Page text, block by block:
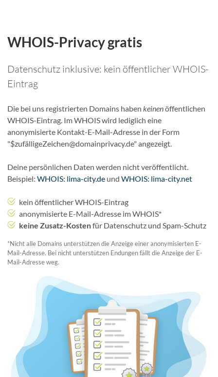
WHOIS-Privacy gratis
Datenschutz inklusive: kein öffentlicher WHOIS-
Eintrag
Die bei uns registrierten Domains haben keinenöffentlichen
WHOIS-Eintrag. Im WHOIS wird lediglich eine
anonymisierte Kontakt-E-Mail-Adresse in der Form
"$zufälligeZeichen@domainprivacy.de" angezeigt.
Deine persönlichen Daten werden nicht veröffentlicht.
Beispiel: WHOIS: lima-city.de und WHOIS: lima-city.net
kein öffentlicher WHOIS-Eintrag
anonymisierte E-Mail-Adresse im WHOIS*
keine Zusatz-Kostenfür Datenschutz und Spam-Schutz
*Nicht alle Domains unterstützen die Anzeige einer anonymisierten E-
Mail-Adresse. Bei nicht unterstützen Endungen fällt die Anzeige der E-
Mail-Adresse weg.